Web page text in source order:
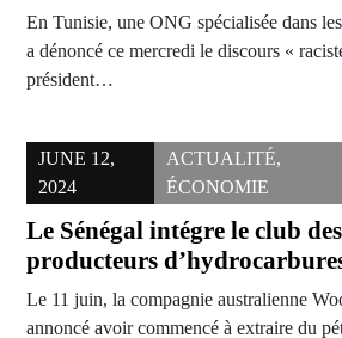
En Tunisie, une ONG spécialisée dans
a dénoncé ce mercredi le discours «
président…
JUNE 12,
2024
ACTUALITÉ,
ÉCONOMIE
Le Sénégal intégre le club
producteurs
Le 11 juin, la compagnie australienne
annoncé avoir commencé à extraire du